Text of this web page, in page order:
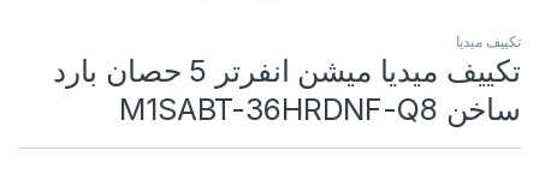
تكييف ميديا
تكييف ميديا ميشن انفرتر 5 حصان بارد
ساخن M1SABT-36HRDNF-Q8